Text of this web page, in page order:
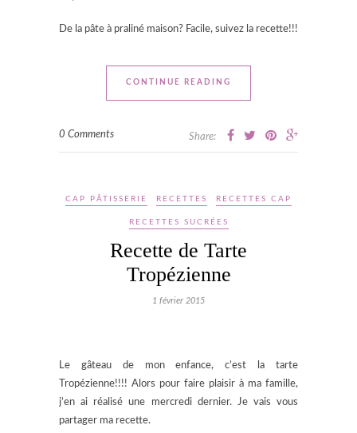
De la pâte à praliné maison? Facile, suivez la recette!!!
CONTINUE READING
0 Comments Share:
CAP PÂTISSERIE RECETTES RECETTES CAP
RECETTES SUCRÉES
Recette de Tarte
Tropézienne
1 février 2015
Le gâteau de mon enfance, c’est la tarte
Tropézienne!!!! Alors pour faire plaisir à ma famille,
j’en ai réalisé une mercredi dernier. Je vais vous
partager ma recette.